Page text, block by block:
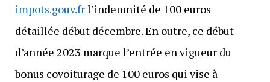
impots.gouv.frl’indemnité de 100 euros
détaillée début décembre. En outre, ce début
d’année 2023 marque l’entrée en vigueur du
bonus covoiturage de 100 euros qui vise à